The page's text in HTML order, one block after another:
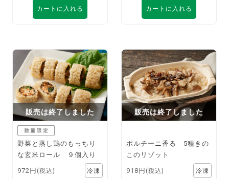
カートに入れる カートに入れる
販売は終了しました
野菜と蒸し鶏のもっちり
な玄米ロール ９個入り
972円 (税込)
販売は終了しました
ポルチーニ香る 5種きの
このリゾット
918円 (税込)